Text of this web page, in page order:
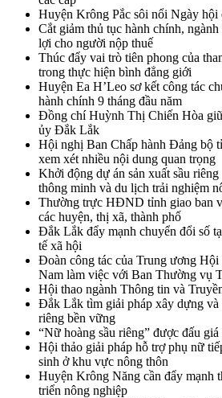
Huyện Krông Pắc sôi nổi Ngày hội
Cắt giảm thủ tục hành chính,
lợi cho người nộp thuế
Thúc đẩy vai trò tiên phong của
trong thực hiện bình đẳng giới
Huyện Ea H’Leo sơ kết công tác
hành chính 9 tháng đầu năm
Đồng chí Huỳnh Thị Chiến Hòa
ủy Đắk Lắk
Hội nghị Ban Chấp hành Đảng bộ
xem xét nhiều nội dung quan trọng
Khởi động dự án sản xuất sầu
thông minh và du lịch trải nghiệm
Thường trực HĐND tỉnh giao ban
các huyện, thị xã, thành phố
Đắk Lắk đẩy mạnh chuyển đổi số
tế xã hội
Đoàn công tác của Trung ương
Nam làm việc với Ban Thường vụ
Hội thao ngành Thông tin và
Đắk Lắk tìm giải pháp xây dựng và
riêng bền vững
“Nữ hoàng sầu riêng” được đấu
Hội thảo giải pháp hỗ trợ phụ nữ
sinh ở khu vực nông thôn
Huyện Krông Năng cần đẩy mạnh
triển nông nghiệp